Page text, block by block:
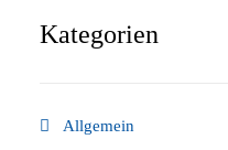
Kategorien
Allgemein